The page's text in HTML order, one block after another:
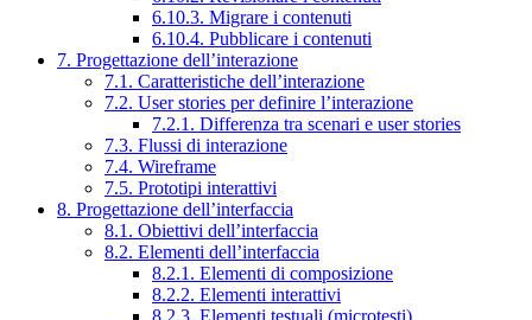
6.10.3. Migrare i contenuti
6.10.4. Pubblicare i contenuti
7. Progettazione dell’interazione
7.1. Caratteristiche dell’interazione
7.2. User stories per definire l’interazione
7.2.1. Differenza tra scenari e user stories
7.3. Flussi di interazione
7.4. Wireframe
7.5. Prototipi interattivi
8. Progettazione dell’interfaccia
8.1. Obiettivi dell’interfaccia
8.2. Elementi dell’interfaccia
8.2.1. Elementi di composizione
8.2.2. Elementi interattivi
8.2.3. Elementi testuali (microtesti)